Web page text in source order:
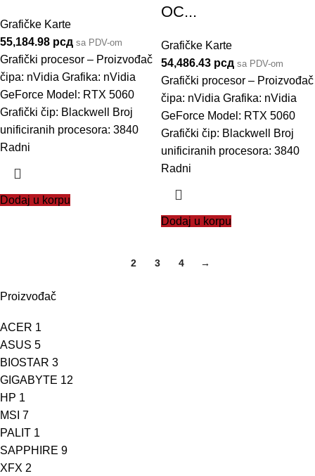
Proizvođač
ACER 1
ASUS 5
BIOSTAR 3
GIGABYTE 12
HP 1
MSI 7
PALIT 1
SAPPHIRE 9
XFX 2
Grafičke Karte
55,184.98 рсд sa PDV-om
Grafički procesor – Proizvođač
čipa: nVidia Grafika: nVidia
GeForce Model: RTX 5060
Grafički čip: Blackwell Broj
unificiranih procesora: 3840
Radni
Dodaj u korpu
OC...
Grafičke Karte
54,486.43 рсд sa PDV-om
Grafički procesor – Proizvođač
čipa: nVidia Grafika: nVidia
GeForce Model: RTX 5060
Grafički čip: Blackwell Broj
unificiranih procesora: 3840
Radni
Dodaj u korpu
2 3 4 →